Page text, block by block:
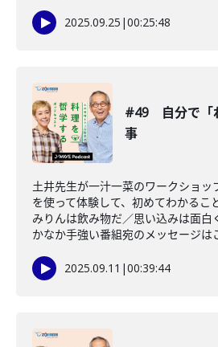
2025.09.25 |00:25:48
#49 自分で「
事
土井先生が一汁一菜のワークショッ
を使って体験して、初めてわかるこ
みりんは飲み物だ／思い込みは面白
かなか手強い番組宛のメッセージは
2025.09.11 |00:39:44